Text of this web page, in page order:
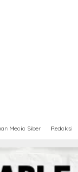
Media Siber Redaksi